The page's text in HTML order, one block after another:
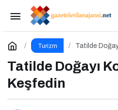
Turizm Tatilde
Tatilde Doğayı
Keşfedin
Tatil Yolculuğuna
Almanız Gereken 7 Temel
Yorum Yap